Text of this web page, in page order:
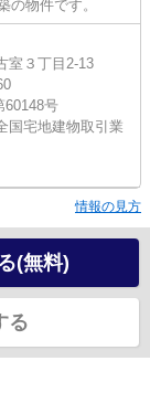
の物件です。
室３丁目2-13
60148号
宅地建物取引業
情報の見方
(無料)
る